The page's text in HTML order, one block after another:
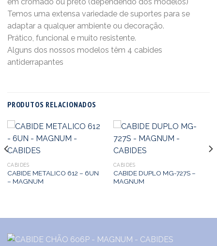
Temos uma extensa variedade de suportes para se
adaptar a qualquer ambiente ou decoração.
Prático, funcional e muito resistente.
Alguns dos nossos modelos têm 4 cabides
antiderrapantes
PRODUTOS RELACIONADOS
CABIDES
CABIDE METALICO 612 – 6UN
– MAGNUM
CABIDES
CABIDE DUPLO MG-727S –
MAGNUM